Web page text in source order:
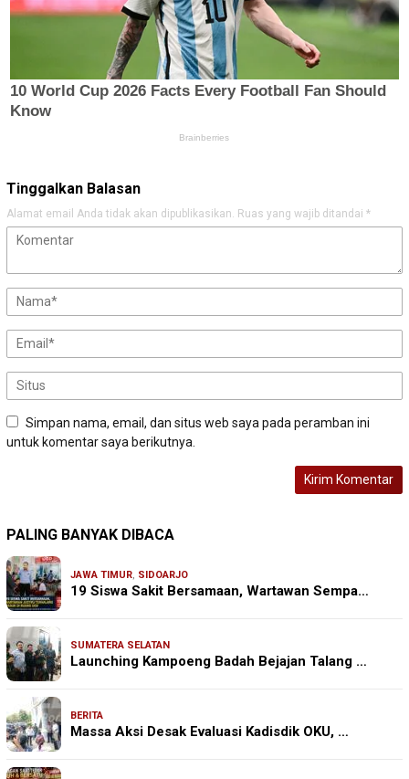
Tinggalkan Balasan
Alamat email Anda tidak akan dipublikasikan. Ruas yang wajib ditandai *
Simpan nama, email, dan situs web saya pada peramban ini
untuk komentar saya berikutnya.
PALING BANYAK DIBACA
JAWA TIMUR, SIDOARJO
19 Siswa Sakit Bersamaan, Wartawan Sempa…
SUMATERA SELATAN
Launching Kampoeng Badah Bejajan Talang …
BERITA
Massa Aksi Desak Evaluasi Kadisdik OKU, …